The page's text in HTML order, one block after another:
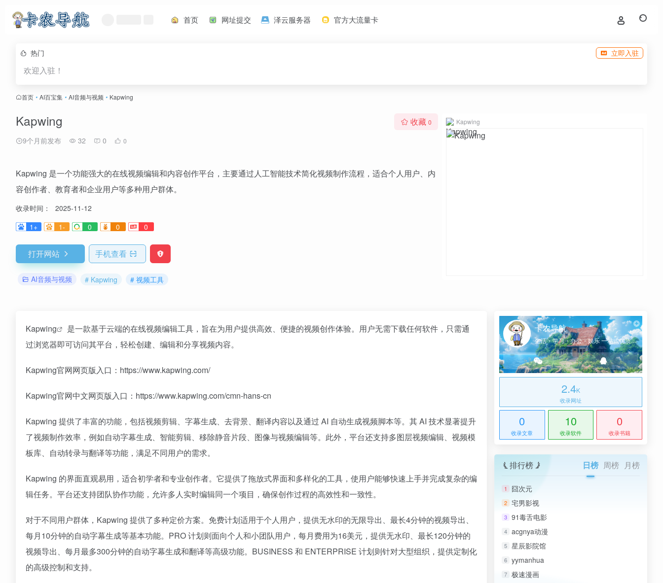
首页 网址提交 泽云服务器 官方大流量卡
热门 立即入驻
欢迎入驻！
首页 • AI百宝集 • AI音频与视频 • Kapwing
Kapwing
9个月前发布 32 0 0
收藏 0
Kapwing 是一个功能强大的在线视频编辑和内容创作平台，主要通过人工智能技术简化视频制作流程，适合个人用户、内
容创作者、教育者和企业用户等多种用户群体。
收录时间：
2025-11-12
1+
1- 0 0 0
打开网站 手机查看
AI音频与视频 # Kapwing # 视频工具
Kapwing
Kapwing
是一款基于云端的在线视频编辑工具，旨在为用户提供高效、便捷的视频创作体验。用户无需下载任何软件，只需通
过浏览器即可访问其平台，轻松创建、编辑和分享视频内容。
Kapwing官网网页版入口：https://www.kapwing.com/
Kapwing官网中文网页版入口：https://www.kapwing.com/cmn-hans-cn
Kapwing 提供了丰富的功能，包括视频剪辑、字幕生成、去背景、翻译内容以及通过 AI 自动生成视频脚本等。其 AI 技术显著提升
了视频制作效率，例如自动字幕生成、智能剪辑、移除静音片段、图像与视频编辑等。此外，平台还支持多图层视频编辑、视频模
板库、自动转录与翻译等功能，满足不同用户的需求。
Kapwing 的界面直观易用，适合初学者和专业创作者。它提供了拖放式界面和多样化的工具，使用户能够快速上手并完成复杂的编
辑任务。平台还支持团队协作功能，允许多人实时编辑同一个项目，确保创作过程的高效性和一致性。
对于不同用户群体，Kapwing 提供了多种定价方案。免费计划适用于个人用户，提供无水印的无限导出、最长4分钟的视频导出、
每月10分钟的自动字幕生成等基本功能。PRO 计划则面向个人和小团队用户，每月费用为16美元，提供无水印、最长120分钟的
视频导出、每月最多300分钟的自动字幕生成和翻译等高级功能。BUSINESS 和 ENTERPRISE 计划则针对大型组织，提供定制化
的高级控制和支持。
卡农导航
生活・学习・办公・娱乐 一站式优质网址导航
2.4K
收录网址
0
收录文章
10
收录软件
0
收录书籍
排行榜 日榜 周榜 月榜
1 囧次元
2 宅男影视
3 91毒舌电影
4 acgnya动漫
5 星辰影院馆
6 yymanhua
7 极速漫画